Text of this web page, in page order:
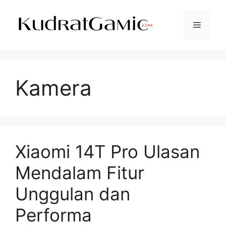
Menu
Kamera
Xiaomi 14T Pro Ulasan
Mendalam Fitur
Unggulan dan
Performa